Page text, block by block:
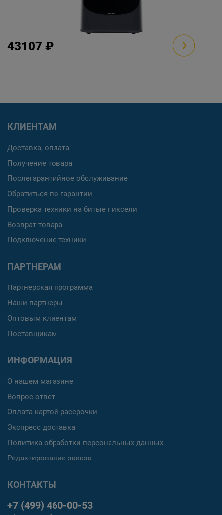
43107 ₽
КЛИЕНТАМ
Доставка, оплата
Получение товара
Послегарантийное обслуживание
Обратиться по гарантии
Проверка техники на битые пиксели
Возврат товара
Подключение техники
ПАРТНЕРАМ
Партнерская программа
Наши партнеры
Оптовым клиентам
Поставщикам
ИНФОРМАЦИЯ
О нашем магазине
Вопрос-ответ
Оплата картой рассрочки
Экспресс доставка
Политика обработки персональных данных
Редактирование заказа
КОНТАКТЫ
+7 (499) 460-00-53